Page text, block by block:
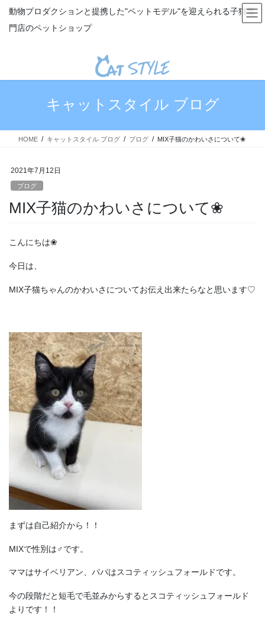
ス
ン
動物プロダクションと提携した"ペットモデル"を迎えられる子猫専
門店のペットショップ
キャットスタイル ブログ
HOME キャットスタイル ブログ ブログ MIX子猫のかわいさについて❀
2021年7月12日
ブログ
MIX子猫のかわいさについて❀
こんにちは❀
今日は、
MIX子猫ちゃんのかわいさについてお伝え出来たらなと思います♡
まずは自己紹介から！！
MIXで性別は♂です。
ママはサイベリアン、パパはスコティッシュフォールドです。
今の段階だと短毛で毛並みからするとスコティッシュフォールド
よりです！！